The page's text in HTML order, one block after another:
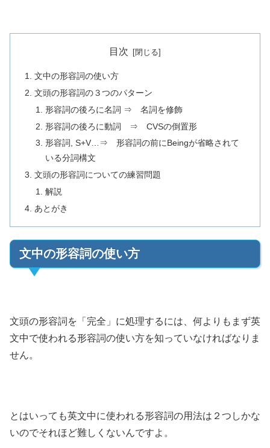
目次
文中の形容詞の使い方
文頭の形容詞の３つのパターン
形容詞の後ろに名詞 ⇒ 名詞を修飾
形容詞の後ろに動詞 ⇒ CVSの倒置形
形容詞, S+V…⇒ 形容詞の前にBeingが省略されて
いる分詞構文
文頭の形容詞についての練習問題
解説
あとがき
文中の形容詞の使い方
文頭の形容詞を「完全」に処理するには、何よりもまず英
文中で使われる形容詞の使い方を知っていなければなりま
せん。
とはいっても英文中に使われる形容詞の用法は２つしかな
いのでそれほど難しくないんですよ。